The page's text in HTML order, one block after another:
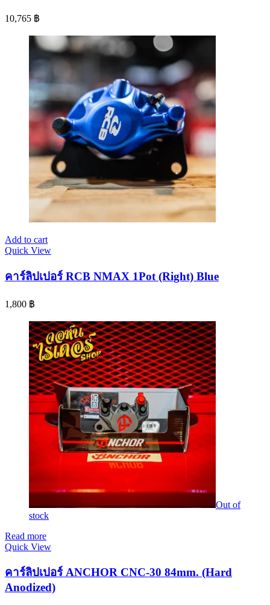
10,765 ฿
Add to cart
Quick View
คาร์ลิปเปอร์ RCB NMAX 1Pot (Right) Blue
1,800 ฿
Out of
stock
Read more
Quick View
คาร์ลิปเปอร์ ANCHOR CNC-30 84mm. (Hard
Anodized)